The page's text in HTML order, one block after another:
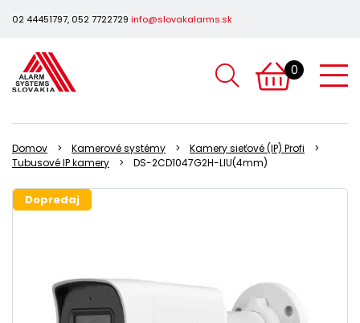
02 44451797, 052 7722729 info@slovakalarms.sk
0
Domov Kamerové systémy
Kamery sieťové (IP) Profi
Tubusové IP kamery
DS-2CD1047G2H-LIU(4mm)
Dopredaj